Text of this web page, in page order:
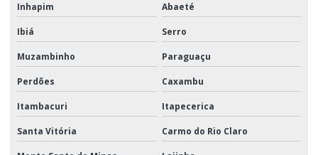
Inhapim Abaeté
Ibiá Serro
Muzambinho Paraguaçu
Perdões Caxambu
Itambacuri Itapecerica
Santa Vitória Carmo do Rio Claro